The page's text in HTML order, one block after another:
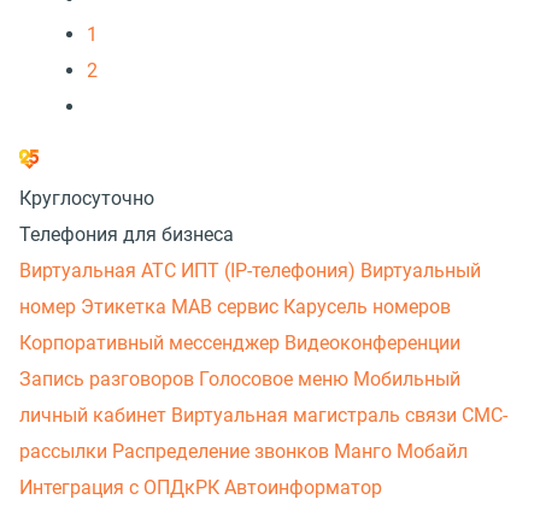
1
2
Круглосуточно
Телефония для бизнеса
Виртуальная АТС ИПТ (IP-телефония) Виртуальный
номер Этикетка МАВ сервис Карусель номеров
Корпоративный мессенджер Видеоконференции
Запись разговоров Голосовое меню Мобильный
личный кабинет Виртуальная магистраль связи СМС-
рассылки Распределение звонков Манго Мобайл
Интеграция с ОПДкРК Автоинформатор